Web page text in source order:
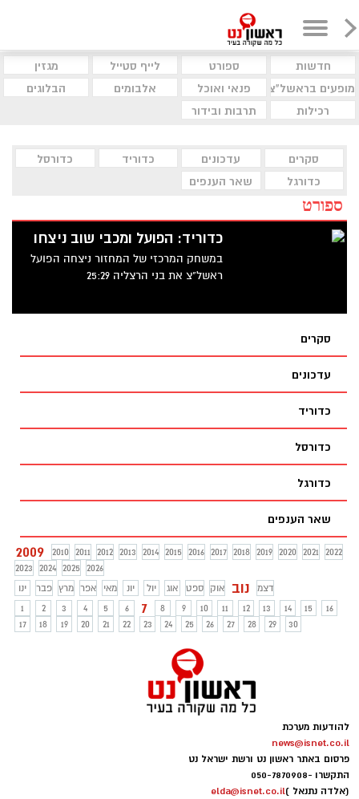
חדשות ספורט לייף סטייל
מגזין
מופעים בראשל"צ
פנאי ואוכל אלבומים
הבלוגים
רכילות
תרבות ובידור
סקרים עדכונים כדוריד
כדורסל
כדורגל
שאר הענפים
ספורט
כדוריד: הפועל ומכבי שוב ניצחו
במשחק המרכזי של המחזור ניצחה הפועל
ראשל"צ את בני הרצליה 25:29
סקרים
עדכונים
כדוריד
כדורסל
כדורגל
שאר הענפים
2009 2010 2011 2012 2013 2014 2015 2016 2017 2018 2019 2020 2021
2022
2023
2024 2025
2026
ינו
פבר מרץ אפר מאי יונ יול אוג ספט אוק נוב
דצמ
1
2 3 4 5 6 7 8 9 10 11 12 13 14 15
16
17
18 19 20 21 22 23 24 25 26 27 28 29 30
להודעות מערכת
news@isnet.co.il
פרסום באתר ראשון נט ורשת ישראל נט
התקשרו -050-7870908
(אלדה נתנאל )elda@isnet.co.il